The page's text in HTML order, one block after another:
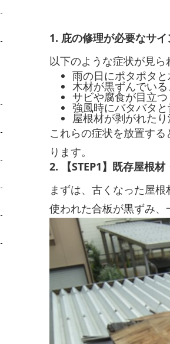
1. 庇の修理が必要なサイ
以下のような症状が見ら
雨の日にポタポタ
木材が黒ずんでい
サビや腐食が目立つ
強風時にバタバタ
屋根材が剥がれた
これらの症状を放置す
ります。
2. 【STEP1】既存屋根
まずは、古くなった屋
使われた合板が黒ずみ、